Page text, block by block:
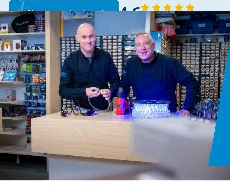
Neem contact op 4,6 143 reviews